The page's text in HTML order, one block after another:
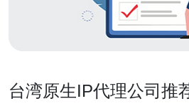
台湾原生IP代理公司推